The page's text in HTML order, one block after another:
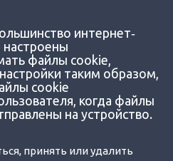
интернет‐
настроены
файлы cookie,
таким образом,
cookie
когда файлы
на устройство.
принять или удалить